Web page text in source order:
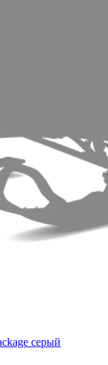
серый